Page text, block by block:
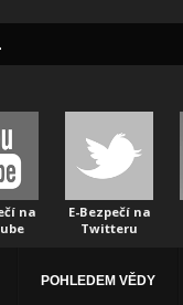
na
E-Bezpečí na
Twitteru
POHLEDEM VĚDY